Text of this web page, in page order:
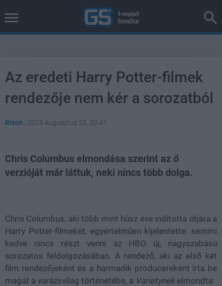
Az eredeti Harry Potter-filmek
rendezője nem kér a sorozatból
Rixon | 2025 augusztus 25. 20:41
Chris Columbus elmondása szerint az ő
verzióját már láttuk, neki nincs több dolga.
Chris Columbus, aki több mint húsz éve indította útjára a
Harry Potter-filmeket, egyértelműen kijelentette: semmi
kedve nincs részt venni az HBO új, nagyszabású
sorozatos feldolgozásában. A rendező, aki az első két
film rendezőjeként és a harmadik producereként írta be
magát a varázsvilág történetébe, a Varietynekelmondta: